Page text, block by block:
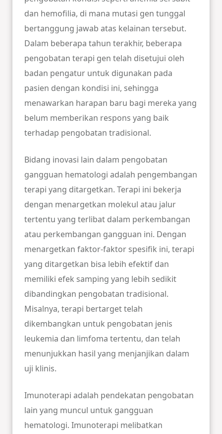
dan hemofilia, di mana mutasi gen tunggal
bertanggung jawab atas kelainan tersebut.
Dalam beberapa tahun terakhir, beberapa
pengobatan terapi gen telah disetujui oleh
badan pengatur untuk digunakan pada
pasien dengan kondisi ini, sehingga
menawarkan harapan baru bagi mereka yang
belum memberikan respons yang baik
terhadap pengobatan tradisional.
Bidang inovasi lain dalam pengobatan
gangguan hematologi adalah pengembangan
terapi yang ditargetkan. Terapi ini bekerja
dengan menargetkan molekul atau jalur
tertentu yang terlibat dalam perkembangan
atau perkembangan gangguan ini. Dengan
menargetkan faktor-faktor spesifik ini, terapi
yang ditargetkan bisa lebih efektif dan
memiliki efek samping yang lebih sedikit
dibandingkan pengobatan tradisional.
Misalnya, terapi bertarget telah
dikembangkan untuk pengobatan jenis
leukemia dan limfoma tertentu, dan telah
menunjukkan hasil yang menjanjikan dalam
uji klinis.
Imunoterapi adalah pendekatan pengobatan
lain yang muncul untuk gangguan
hematologi. Imunoterapi melibatkan